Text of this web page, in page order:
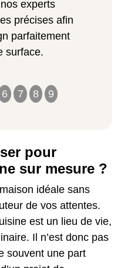
6 7 8 9
experts
précises afin
parfaitement
surface.
pour
sur mesure ?
idéale sans
de vos attentes.
est un lieu de vie,
Il n’est donc pas
souvent une part